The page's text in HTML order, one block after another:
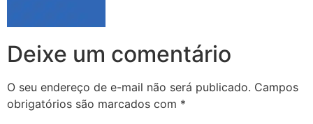
Deixe um comentário
O seu endereço de e-mail não será publicado. Campos
obrigatórios são marcados com *